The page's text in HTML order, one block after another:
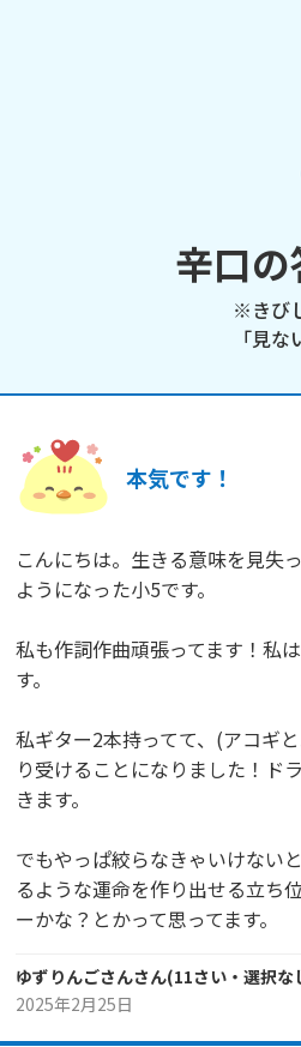
辛口の
※きび
「見
本気です！
こんにちは。生きる意味を見失
ようになった小5です。
私も作詞作曲頑張ってます！私
す。
私ギター2本持ってて、(アコギ
り受けることになりました！ド
きます。
でもやっぱ絞らなきゃいけない
るような運命を作り出せる立ち
ーかな？とかって思ってます。
ゆずりんごさんさん(11さい・ 選択な
2025年2月25日